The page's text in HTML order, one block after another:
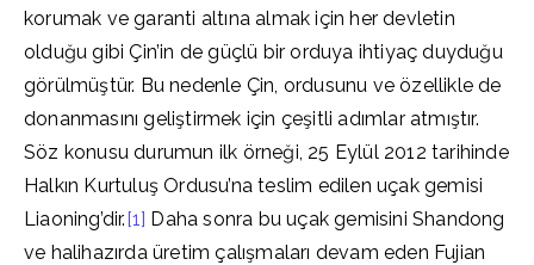
korumak ve garanti altına almak için her devletin
olduğu gibi Çin’in de güçlü bir orduya ihtiyaç duyduğu
görülmüştür. Bu nedenle Çin, ordusunu ve özellikle de
donanmasını geliştirmek için çeşitli adımlar atmıştır.
Söz konusu durumun ilk örneği, 25 Eylül 2012 tarihinde
Halkın Kurtuluş Ordusu’na teslim edilen uçak gemisi
Liaoning’dir.[1] Daha sonra bu uçak gemisini Shandong
ve halihazırda üretim çalışmaları devam eden Fujian